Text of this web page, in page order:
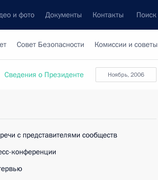
и фото Документы Контакты Поиск
Совет Безопасности Комиссии и советы
ноябрь, 2006
Сведения о Президенте
с представителями сообществ
конференции